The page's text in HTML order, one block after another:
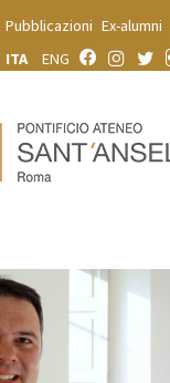
Pubblicazioni Ex-alumni
ITA
ENG